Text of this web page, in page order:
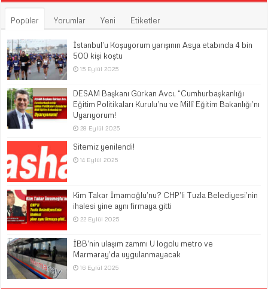
Popüler Yorumlar Yeni Etiketler
İstanbul’u Koşuyorum yarışının Asya etabında 4 bin
500 kişi koştu
15 Eylül 2025
DESAM Başkanı Gürkan Avcı, “Cumhurbaşkanlığı
Eğitim Politikaları Kurulu’nu ve Millî Eğitim Bakanlığı’nı
Uyarıyorum!
28 Eylül 2025
Sitemiz yenilendi!
14 Eylül 2025
Kim Takar İmamoğlu’nu? CHP’li Tuzla Belediyesi’nin
ihalesi yine aynı firmaya gitti
22 Eylül 2025
İBB’nin ulaşım zammı U logolu metro ve
Marmaray’da uygulanmayacak
16 Eylül 2025